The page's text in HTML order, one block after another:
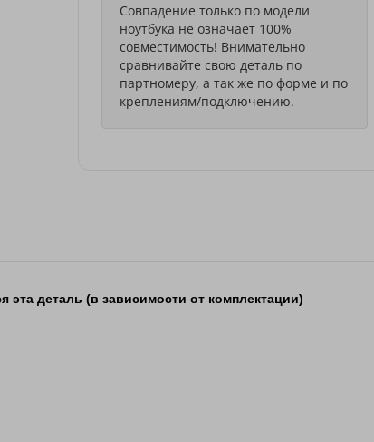
Совпадение только по модели
ноутбука не означает 100%
совместимость! Внимательно
сравнивайте свою деталь по
партномеру, а так же по форме и по
креплениям/подключению.
деталь (в зависимости от комплектации)